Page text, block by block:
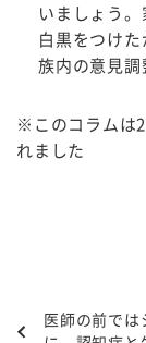
いましょう
白黒をつけ
族内の意見調
※このコラムは
れました
医師の前で